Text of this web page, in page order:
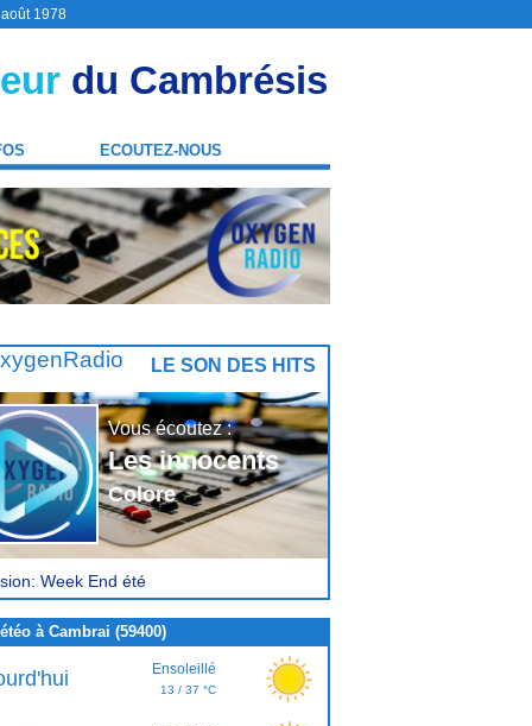
1978
du Cambrésis
ECOUTEZ-NOUS
LE SON DES HITS
Vous écoutez :
Les innocents
Colore
Week End été
à Cambrai (59400)
Ensoleillé
13 / 37 °C